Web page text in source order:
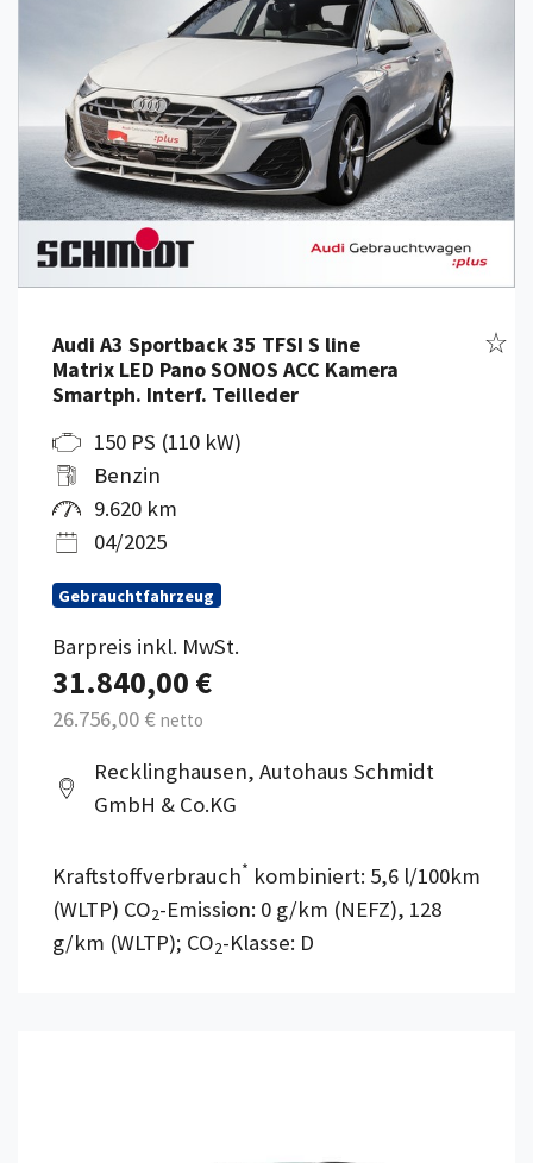
Audi A3 Sportback 35 TFSI S line
Matrix LED Pano SONOS ACC Kamera
Smartph. Interf. Teilleder
150 PS (110 kW)
Benzin
9.620 km
04/2025
Gebrauchtfahrzeug
Barpreis inkl. MwSt.
31.840,00 €
26.756,00 € netto
Recklinghausen, Autohaus Schmidt
GmbH & Co.KG
Kraftstoffverbrauch* kombiniert: 5,6 l/100km
(WLTP) CO2-Emission: 0 g/km (NEFZ), 128
g/km (WLTP); CO2-Klasse: D